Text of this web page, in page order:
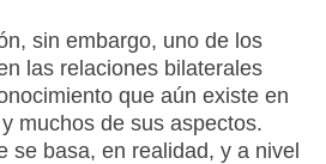
sin embargo, uno de los
las relaciones bilaterales
que aún existe en
muchos de sus aspectos.
se basa, en realidad, y a nivel